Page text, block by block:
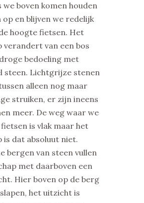
we boven komen houden
op en blijven we redelijk
hoogte fietsen. Het
verandert van een bos
bedoeling met
steen. Lichtgrijze stenen
alleen nog maar
struiken, er zijn ineens
meer. De weg waar we
is vlak maar het
is dat absoluut niet.
bergen van steen vullen
met daarboven een
Hier boven op de berg
het uitzicht is